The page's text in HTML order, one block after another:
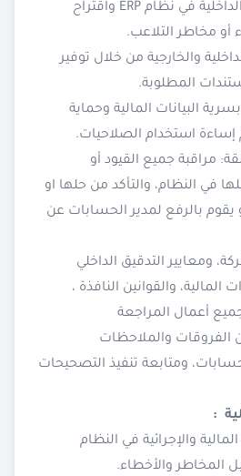
تقييم كفاءة الضوابط الداخلية في نظام ERP واقتراح
أو مخاطر التلاعب.
والخارجية من خلال توفير
المطلوبة.
بسرية البيانات المالية وحماية
استخدام الصلاحيات.
مراقبة جميع القيود أو
في النظام، والتأكد من حلها او
بالرفع لمدير الحسابات عن
ومعايير التدقيق الداخلي
المالية، والقوانين النافذة ،
أعمال المراجعة
عن الفروقات والملاحظات
ومتابعة تنفيذ التصحيحات
:
والإجرائية في النظام
المخاطر والأخطاء.